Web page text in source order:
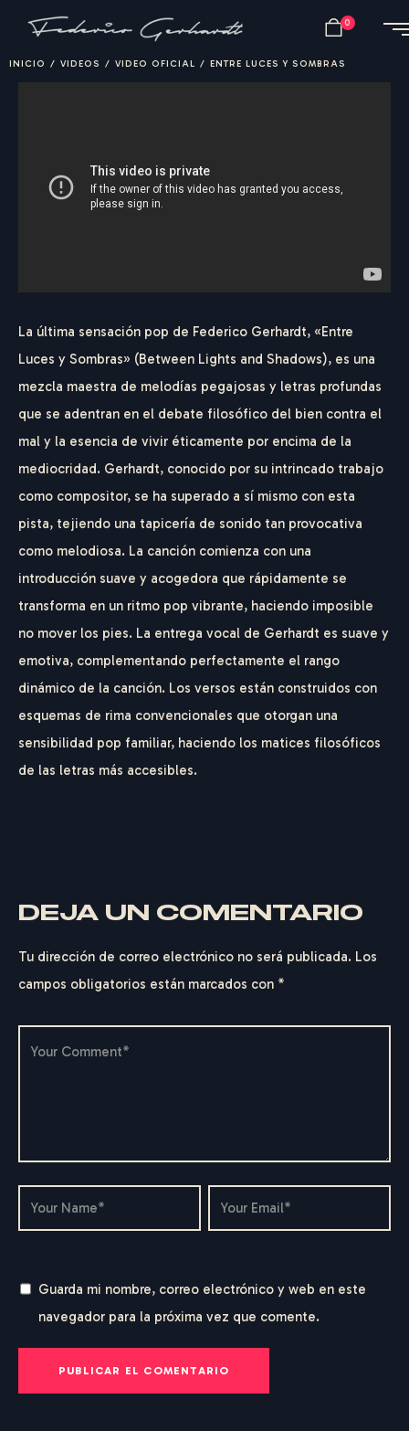
F RICO
GERHARDT
0
INICIO / VIDEOS / VIDEO OFICIAL / ENTRE LUCES Y SOMBRAS
La última sensación pop de Federico Gerhardt, «Entre
Luces y Sombras» (Between Lights and Shadows), es una
mezcla maestra de melodías pegajosas y letras profundas
que se adentran en el debate filosófico del bien contra el
mal y la esencia de vivir éticamente por encima de la
mediocridad. Gerhardt, conocido por su intrincado trabajo
como compositor, se ha superado a sí mismo con esta
pista, tejiendo una tapicería de sonido tan provocativa
como melodiosa. La canción comienza con una
introducción suave y acogedora que rápidamente se
transforma en un ritmo pop vibrante, haciendo imposible
no mover los pies. La entrega vocal de Gerhardt es suave y
emotiva, complementando perfectamente el rango
dinámico de la canción. Los versos están construidos con
esquemas de rima convencionales que otorgan una
sensibilidad pop familiar, haciendo los matices filosóficos
de las letras más accesibles.
DEJA UN COMENTARIO
Tu dirección de correo electrónico no será publicada. Los
campos obligatorios están marcados con *
Guarda mi nombre, correo electrónico y web en este
navegador para la próxima vez que comente.